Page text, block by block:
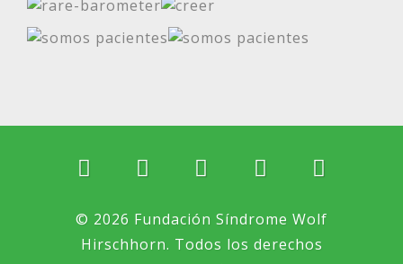
© 2026 Fundación Síndrome Wolf
Hirschhorn. Todos los derechos